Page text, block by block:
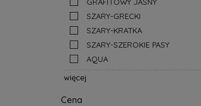
SZARY-GRECKI
SZARY-KRATKA
SZARY-SZEROKIE PASY
AQUA
więcej
Cena